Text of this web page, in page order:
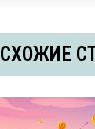
СХОЖИЕ